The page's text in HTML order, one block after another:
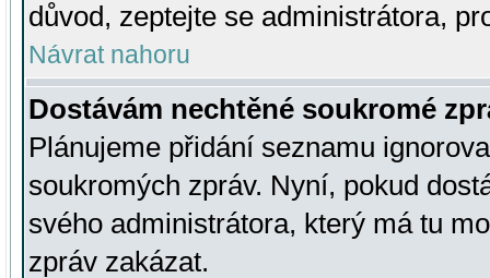
důvod, zeptejte se administrátora,
Návrat nahoru
Dostávám nechtěné soukromé
Plánujeme přidání seznamu
soukromých zpráv. Nyní, pokud
svého administrátora, který má tu
zpráv zakázat.